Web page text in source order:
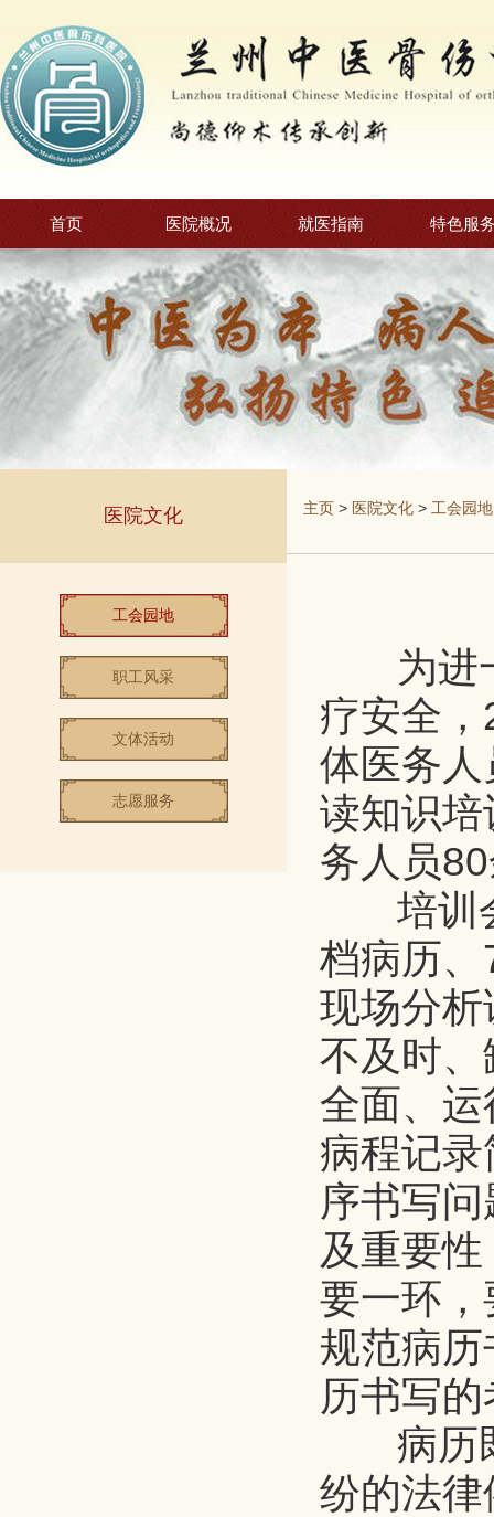
首页 医院概况 就医指南 特色服
医院文化
工会园地
职工风采
文体活动
志愿服务
主页 > 医院文化 > 工会园地
为进一
疗安全
体医务
读知识
务人员
培训会
档病历
现场分
不及时
全面、
病程记
序书写
及重要
要一环
规范病
历书写
病历既
纷的法